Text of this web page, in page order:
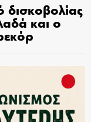
δισκοβολίας
και ο